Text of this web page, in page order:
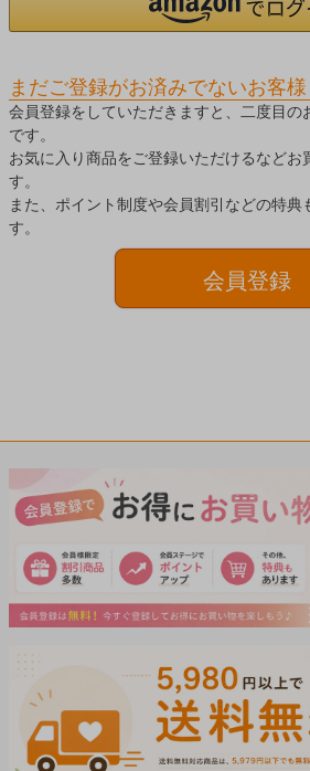
まだご登録がお済みでないお客様
会員登録をしていただきますと、二度目の
です。
お気に入り商品をご登録いただけるなどお
す。
また、ポイント制度や会員割引などの特典
す。
会員登録